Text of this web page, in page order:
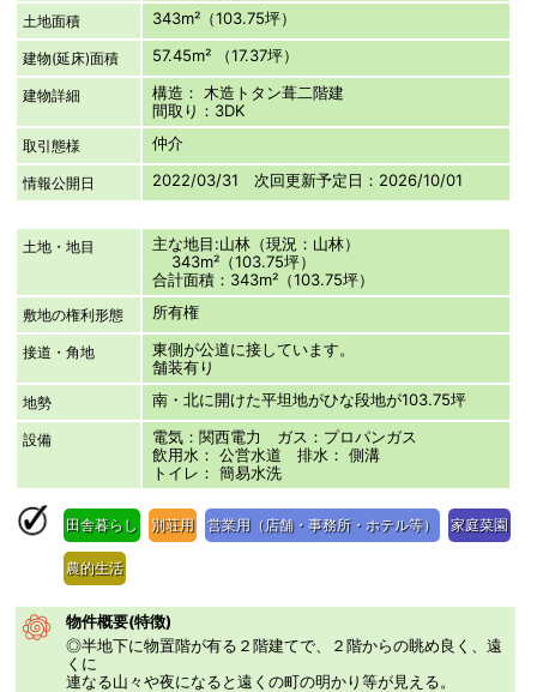
土地面積 343m²（103.75坪）
建物(延床)面積 57.45m² （17.37坪）
建物詳細
構造： 木造トタン葺二階建
間取り：3DK
取引態様 仲介
情報公開日 2022/03/31 次回更新予定日：2026/10/01
土地・地目
主な地目:山林（現況：山林）
343m²（103.75坪）
合計面積：343m²（103.75坪）
敷地の権利形態 所有権
接道・角地
東側が公道に接しています。
舗装有り
地勢 南・北に開けた平坦地がひな段地が103.75坪
設備
電気：関西電力 ガス：プロパンガス
飲用水： 公営水道 排水： 側溝
トイレ： 簡易水洗
田舎暮らし 別荘用 営業用（店舗・事務所・ホテル等） 家庭菜園
農的生活
物件概要(特徴)
◎半地下に物置階が有る２階建てで、２階からの眺め良く、遠
くに
連なる山々や夜になると遠くの町の明かり等が見える。